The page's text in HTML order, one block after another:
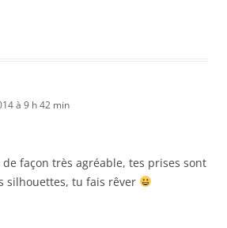
à 9 h 42 min
de façon très agréable, tes prises sont
silhouettes, tu fais rêver